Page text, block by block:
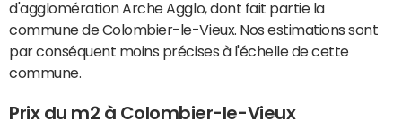
d'agglomération Arche Agglo, dont fait partie la
commune de Colombier-le-Vieux. Nos estimations sont
par conséquent moins précises à l'échelle de cette
commune.
Prix du m2 à Colombier-le-Vieux